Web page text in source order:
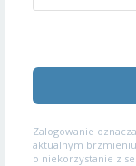
Zalogowanie
aktualnym
o niekorzystanie z